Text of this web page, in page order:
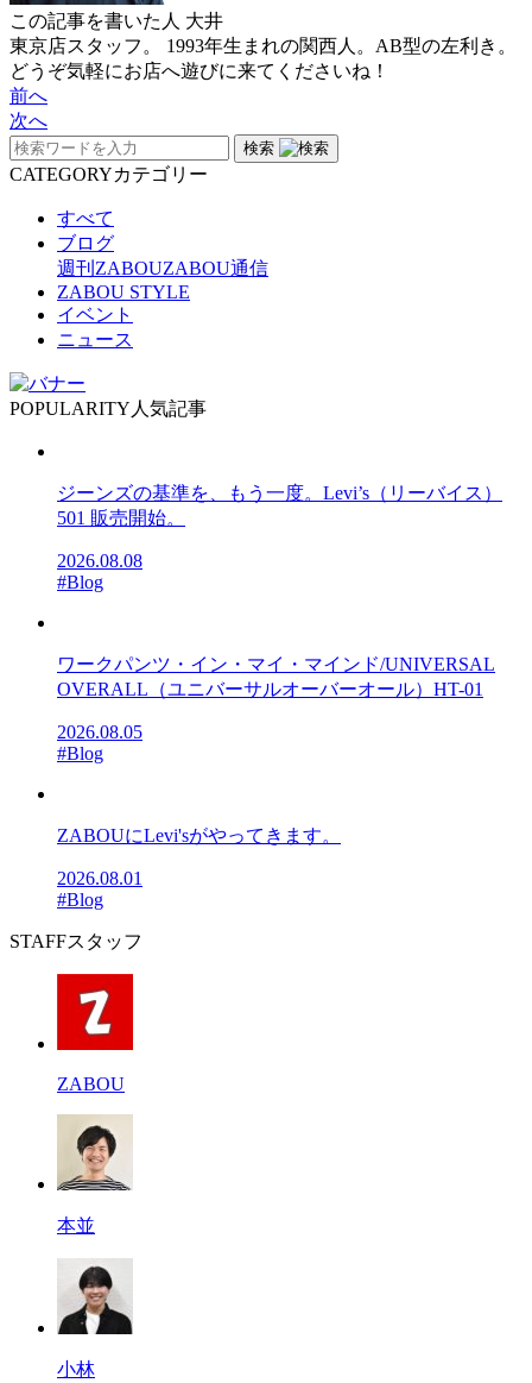
この記事を書いた人 大井
東京店スタッフ。 1993年生まれの関西人。AB型の左利き。
どうぞ気軽にお店へ遊びに来てくださいね！
前へ
次へ
検索
CATEGORYカテゴリー
すべて
ブログ
週刊ZABOUZABOU通信
ZABOU STYLE
イベント
ニュース
POPULARITY 人気記事
ジーンズの基準を、もう一度。Levi’s（リーバイス）
501 販売開始。
2026.08.08
#Blog
ワークパンツ・イン・マイ・マインド/UNIVERSAL
OVERALL（ユニバーサルオーバーオール）HT-01
2026.08.05
#Blog
ZABOUにLevi'sがやってきます。
2026.08.01
#Blog
STAFFスタッフ
ZABOU
本並
小林